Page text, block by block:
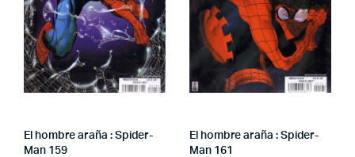
El hombre araña : Spider-
Man 159
El hombre araña : Spider-
Man 161